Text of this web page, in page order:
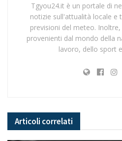
Tgyou24.it è un portale di
notizie sull'attualità locale e
previsioni del meteo.
provenienti dal mondo della
lavoro, dello sport
Articoli correlati